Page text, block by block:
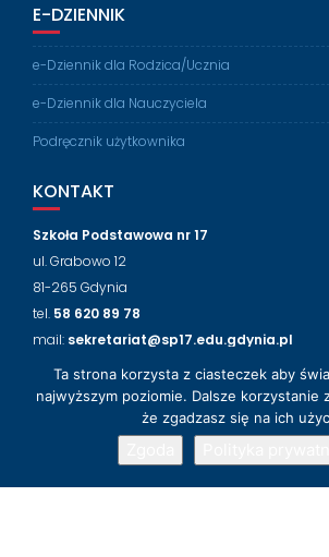
E-DZIENNIK
e-Dziennik dla Rodzica/Ucznia
e-Dziennik dla Nauczyciela
Podręcznik użytkownika
KONTAKT
Szkoła Podstawowa nr 17
ul. Grabowo 12
81-265 Gdynia
tel. 58 620 89 78
mail: sekretariat@sp17.edu.gdynia.pl
NASZ FACEBOOK
Ta strona korzysta z ciasteczek aby
najwyższym poziomie. Dalsze korzystanie
że zgadzasz się na ich